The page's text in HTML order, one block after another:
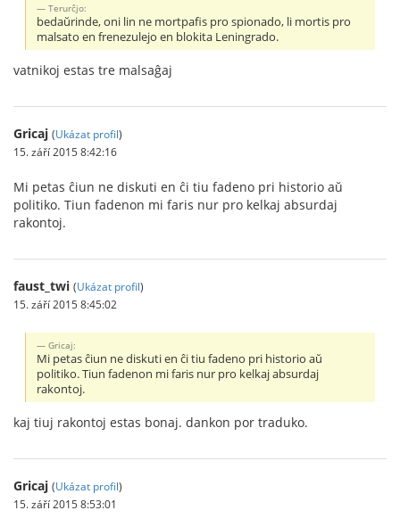
Тerurĉjo:
bedaŭrinde, oni lin ne mortpafis pro spionado, li mortis pro
malsato en frenezulejo en blokita Leningrado.
vatnikoj estas tre malsaĝaj
Gricaj (Ukázat profil)
15. září 2015 8:42:16
Mi petas ĉiun ne diskuti en ĉi tiu fadeno pri historio aŭ
politiko. Tiun fadenon mi faris nur pro kelkaj absurdaj
rakontoj.
faust_twi (Ukázat profil)
15. září 2015 8:45:02
Gricaj:
Mi petas ĉiun ne diskuti en ĉi tiu fadeno pri historio aŭ
politiko. Tiun fadenon mi faris nur pro kelkaj absurdaj
rakontoj.
kaj tiuj rakontoj estas bonaj. dankon por traduko.
Gricaj (Ukázat profil)
15. září 2015 8:53:01